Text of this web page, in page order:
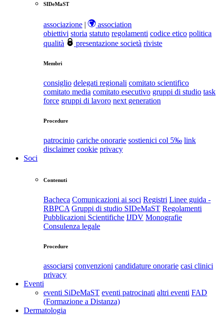
SIDeMaST
associazione |
association
obiettivi storia statuto regolamenti codice etico politica
qualità
presentazione società riviste
Membri
consiglio delegati regionali comitato scientifico
comitato media comitato esecutivo gruppi di studio task
force gruppi di lavoro next generation
Procedure
patrocinio cariche onorarie sostienici col 5‰ link
disclaimer cookie privacy
Soci
Contenuti
Bacheca Comunicazioni ai soci Registri Linee guida -
RBPCA Gruppi di studio SIDeMaST Regolamenti
Pubblicazioni Scientifiche IJDV Monografie
Consulenza legale
Procedure
associarsi convenzioni candidature onorarie casi clinici
privacy
Eventi
eventi SiDeMaST eventi patrocinati altri eventi FAD
(Formazione a Distanza)
Dermatologia